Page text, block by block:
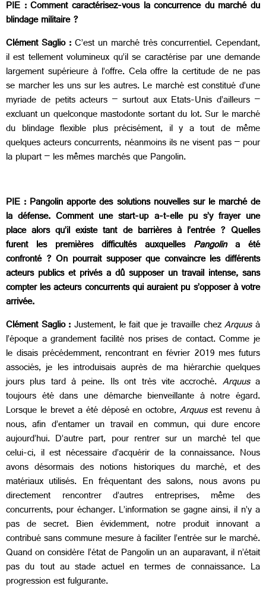
PIE : Comment caractérisez-vous la concurrence du marché du
blindage militaire ?
Clément Saglio :C’est un marché très concurrentiel. Cependant,
il est tellement volumineux qu’il se caractérise par une demande
largement supérieure à l’offre. Cela offre la certitude de ne pas
se marcher les uns sur les autres. Le marché est constitué d’une
myriade de petits acteurs – surtout aux Etats-Unis d’ailleurs –
excluant un quelconque mastodonte sortant du lot. Sur le marché
du blindage flexible plus précisément, il y a tout de même
quelques acteurs concurrents, néanmoins ils ne visent pas – pour
la plupart – les mêmes marchés que Pangolin.
PIE : Pangolin apporte des solutions nouvelles sur le marché de
la défense. Comment une start-up a-t-elle pu s’y frayer une
place alors qu’il existe tant de barrières à l’entrée ? Quelles
furent les premières difficultés auxquelles Pangolina été
confronté ? On pourrait supposer que convaincre les différents
acteurs publics et privés a dû supposer un travail intense, sans
compter les acteurs concurrents qui auraient pu s’opposer à votre
arrivée.
Clément Saglio :Justement, le fait que je travaille chezArquusà
l’époque a grandement facilité nos prises de contact. Comme je
le disais précédemment, rencontrant en février 2019 mes futurs
associés, je les introduisais auprès de ma hiérarchie quelques
jours plus tard à peine. Ils ont très vite accroché. Arquusa
toujours été dans une démarche bienveillante à notre égard.
Lorsque le brevet a été déposé en octobre,Arquusest revenu à
nous, afin d’entamer un travail en commun, qui dure encore
aujourd’hui. D’autre part, pour rentrer sur un marché tel que
celui-ci, il est nécessaire d’acquérir de la connaissance. Nous
avons désormais des notions historiques du marché, et des
matériaux utilisés. En fréquentant des salons, nous avons pu
directement rencontrer d’autres entreprises, même des
concurrents, pour échanger. L’information se gagne ainsi, il n’y a
pas de secret. Bien évidemment, notre produit innovant a
contribué sans commune mesure à faciliter l’entrée sur le marché.
Quand on considère l’état de Pangolin un an auparavant, il n’était
pas du tout au stade actuel en termes de connaissance. La
progression est fulgurante.